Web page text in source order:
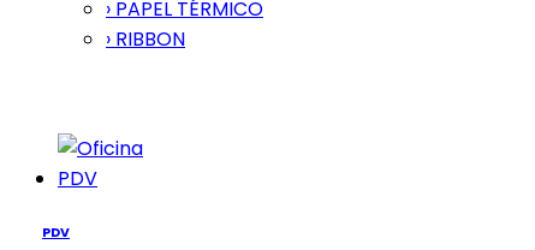
› PAPEL TÉRMICO
› RIBBON
PDV
PDV